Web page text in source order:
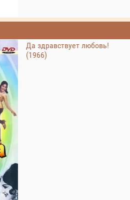
Да здравствует любовь!
(1966)